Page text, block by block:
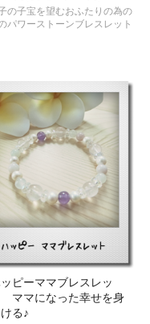
の子宝を望むおふたりの為の
パワーストーンブレスレット
ッピーママブレスレッ
ママになった幸せを身
る♪